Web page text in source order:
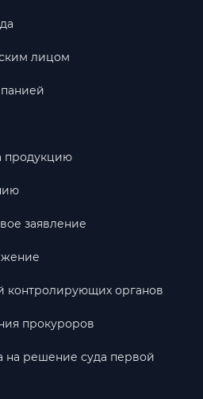
лицом
продукцию
заявление
органов
прокуроров
на решение суда первой